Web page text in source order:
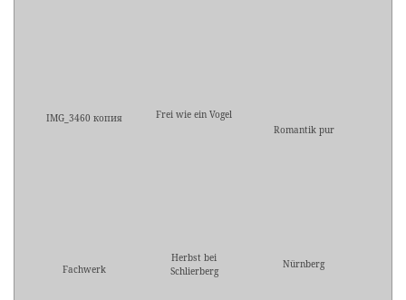
IMG_3460 копия
Frei wie ein Vogel
Romantik pur
Fachwerk
Herbst bei
Schlierberg
Nürnberg